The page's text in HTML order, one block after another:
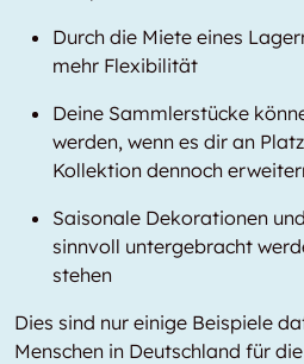
Durch die Miete eines
mehr Flexibilität
Deine Sammlerstücke
werden, wenn es dir an
Kollektion dennoch
Saisonale Dekorationen
sinnvoll untergebracht
stehen
Dies sind nur einige Beispiele
Menschen in Deutschland für